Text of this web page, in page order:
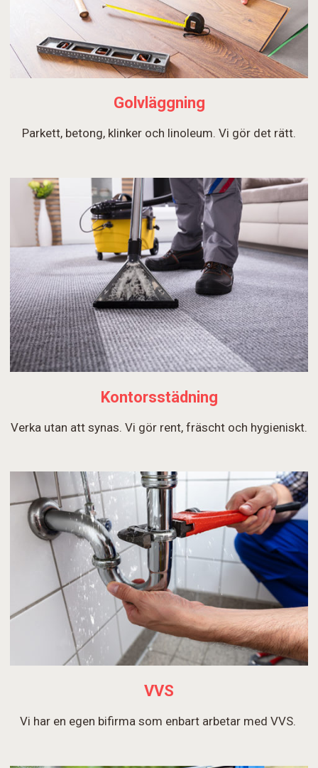
Golvläggning
Parkett, betong, klinker och linoleum. Vi gör det rätt.
Kontorsstädning
Verka utan att synas. Vi gör rent, fräscht och hygieniskt.
VVS
Vi har en egen bifirma som enbart arbetar med VVS.